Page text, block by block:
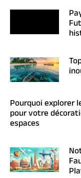
Pourquoi explorer
pour votre
espaces